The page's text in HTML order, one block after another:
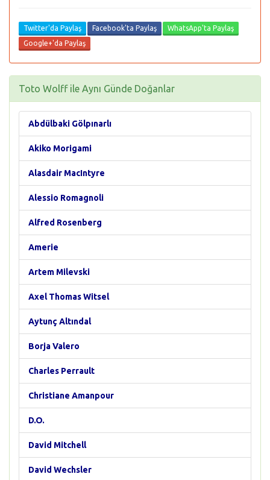
Twitter'da Paylaş Facebook'ta Paylaş
WhatsApp'ta Paylaş
Google+'da Paylaş
Toto Wolff ile Aynı Günde Doğanlar
Abdülbaki Gölpınarlı
Akiko Morigami
Alasdair MacIntyre
Alessio Romagnoli
Alfred Rosenberg
Amerie
Artem Milevski
Axel Thomas Witsel
Aytunç Altındal
Borja Valero
Charles Perrault
Christiane Amanpour
D.O.
David Mitchell
David Wechsler